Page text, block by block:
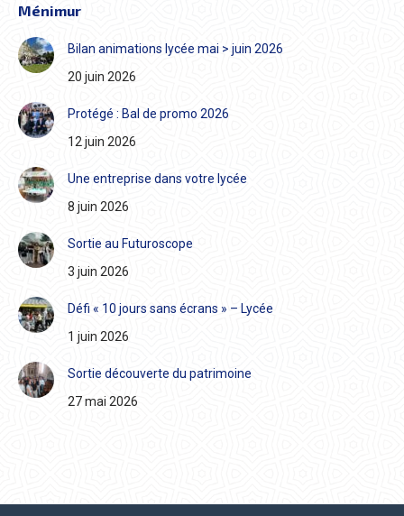
Ménimur
Bilan animations lycée mai > juin 2026
20 juin 2026
Protégé : Bal de promo 2026
12 juin 2026
Une entreprise dans votre lycée
8 juin 2026
Sortie au Futuroscope
3 juin 2026
Défi « 10 jours sans écrans » – Lycée
1 juin 2026
Sortie découverte du patrimoine
27 mai 2026